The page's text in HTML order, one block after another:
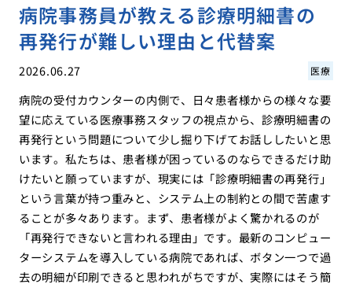
病院事務員が教える診療明細書の
再発行が難しい理由と代替案
2026.06.27 医療
病院の受付カウンターの内側で、日々患者様からの様々な要
望に応えている医療事務スタッフの視点から、診療明細書の
再発行という問題について少し掘り下げてお話ししたいと思
います。私たちは、患者様が困っているのならできるだけ助
けたいと願っていますが、現実には「診療明細書の再発行」
という言葉が持つ重みと、システム上の制約との間で苦慮す
ることが多々あります。まず、患者様がよく驚かれるのが
「再発行できないと言われる理由」です。最新のコンピュー
ターシステムを導入している病院であれば、ボタン一つで過
去の明細が印刷できると思われがちですが、実際にはそう簡